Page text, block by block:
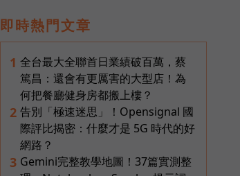
即時熱門文章
1 全台最大全聯首日業績破百萬，蔡
篤昌：還會有更厲害的大型店！為
何把餐廳健身房都搬上樓？
2 告別「極速迷思」！Opensignal 國
際評比揭密：什麼才是 5G 時代的好
網路？
3 Gemini完整教學地圖！37篇實測整